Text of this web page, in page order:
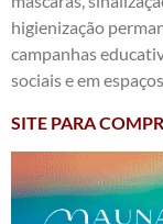
higienização
campanhas
sociais e em
SITE PARA